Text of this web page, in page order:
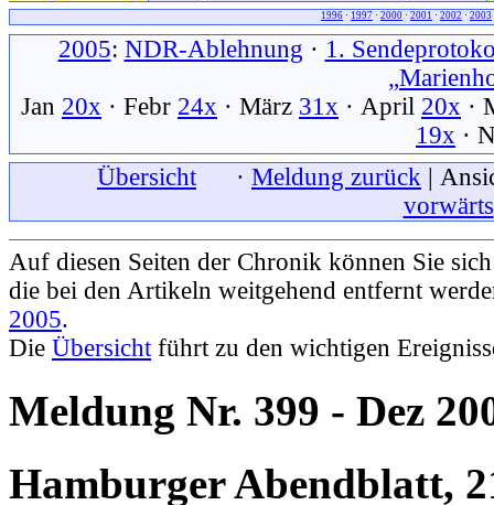
1996 · 1997 · 2000 · 2001 · 2002 · 2003
2005: NDR-Ablehnung · 1.
Jan 20x · Febr 24x · März 31x · April 20x ·
19x ·
Übersicht · Meldung zurück |
vorwärts
Auf diesen Seiten der Chronik können Sie
die bei den Artikeln weitgehend entfernt
2005.
Die Übersicht führt zu den wichtigen
Meldung Nr. 399 - Dez
Hamburger Abendblatt,